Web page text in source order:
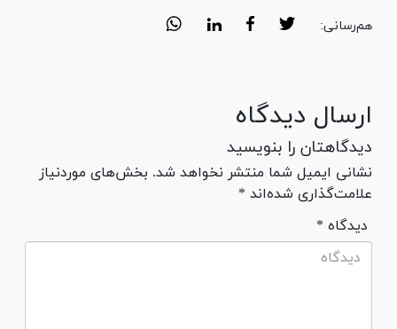
هم‌رسانی:
ارسال دیدگاه
دیدگاهتان را بنویسید
نشانی ایمیل شما منتشر نخواهد شد. بخش‌های موردنیاز
علامت‌گذاری شده‌اند *
* دیدگاه